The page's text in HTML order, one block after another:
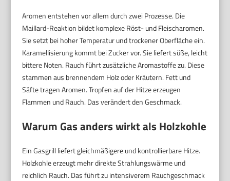
Aromen entstehen vor allem durch zwei Prozesse. Die
Maillard-Reaktion bildet komplexe Röst- und Fleischaromen.
Sie setzt bei hoher Temperatur und trockener Oberfläche ein.
Karamellisierung kommt bei Zucker vor. Sie liefert süße, leicht
bittere Noten. Rauch führt zusätzliche Aromastoffe zu. Diese
stammen aus brennendem Holz oder Kräutern. Fett und
Säfte tragen Aromen. Tropfen auf der Hitze erzeugen
Flammen und Rauch. Das verändert den Geschmack.
Warum Gas anders wirkt als Holzkohle
Ein Gasgrill liefert gleichmäßigere und kontrollierbare Hitze.
Holzkohle erzeugt mehr direkte Strahlungswärme und
reichlich Rauch. Das führt zu intensiverem Rauchgeschmack